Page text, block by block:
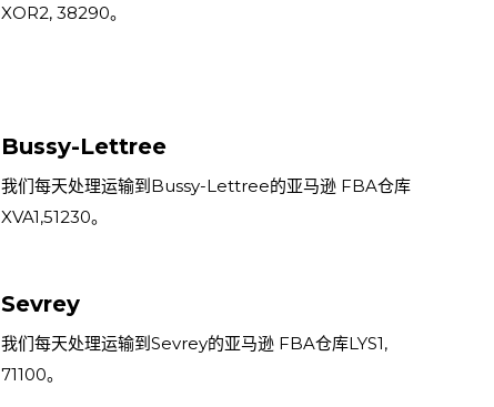
XOR2, 38290。
Bussy-Lettree
我们每天处理运输到Bussy-Lettree的亚马逊 FBA仓库
XVA1,51230。
Sevrey
我们每天处理运输到Sevrey的亚马逊 FBA仓库LYS1,
71100。